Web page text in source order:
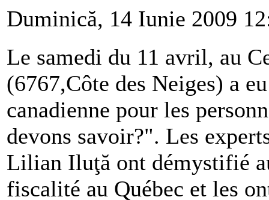
Duminică, 14 Iunie 2009
Le samedi du 11 avril, au
(6767,Côte des Neiges) a
canadienne pour les
devons savoir?". Les
Lilian Iluţă ont démystifié
fiscalité au Québec et les